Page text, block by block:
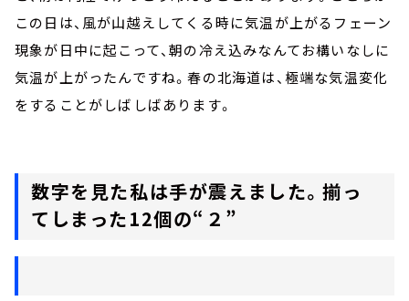
この日は、風が山越えしてくる時に気温が上がるフェーン
現象が日中に起こって、朝の冷え込みなんてお構いなしに
気温が上がったんですね。春の北海道は、極端な気温変化
をすることがしばしばあります。
数字を見た私は手が震えました。揃っ
てしまった12個の“２”